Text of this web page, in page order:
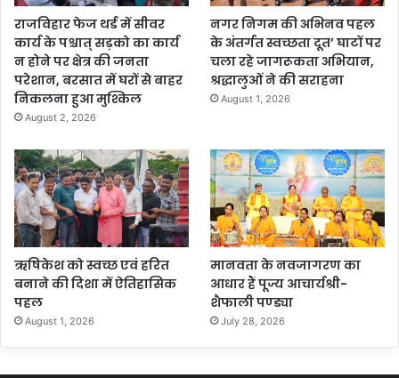
राजविहार फेज थर्ड में सीवर
कार्य के पश्चात् सड़को का कार्य
न होने पर क्षेत्र की जनता
परेशान, बरसात में घरों से बाहर
निकलना हुआ मुश्किल
August 2, 2026
नगर निगम की अभिनव पहल
के अंतर्गत स्वच्छता दूत’ घाटों पर
चला रहे जागरूकता अभियान,
श्रद्धालुओं ने की सराहना
August 1, 2026
ऋषिकेश को स्वच्छ एवं हरित
बनाने की दिशा में ऐतिहासिक
पहल
August 1, 2026
मानवता के नवजागरण का
आधार हैं पूज्य आचार्यश्री-
शैफाली पण्ड्या
July 28, 2026